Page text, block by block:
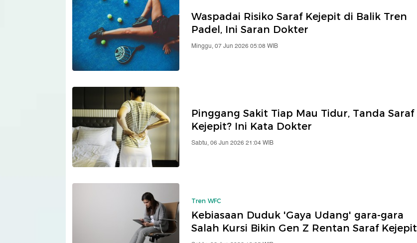
Waspadai Risiko Saraf Kejepit di Balik Tren
Padel, Ini Saran Dokter
Minggu, 07 Jun 2026 05:08 WIB
Pinggang Sakit Tiap Mau Tidur, Tanda Saraf
Kejepit? Ini Kata Dokter
Sabtu, 06 Jun 2026 21:04 WIB
Tren WFC
Kebiasaan Duduk 'Gaya Udang' gara-gara
Salah Kursi Bikin Gen Z Rentan Saraf Kejepit